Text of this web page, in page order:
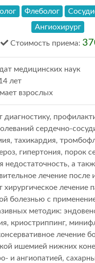
Флеболог
Ангиохирург
Стоимость приема:
медицинских наук
лет
взрослых
диагностику,
сердечно-
тахикардия,
гипертония, порок
недостаточность, а
лечение после
хирургическое лечение
болезнью с
методик:
криостриппинг,
лечение
ишемией нижних
и ангиопатией,